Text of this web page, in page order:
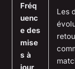
Fréq
uenc
e des
mise
s à
Les